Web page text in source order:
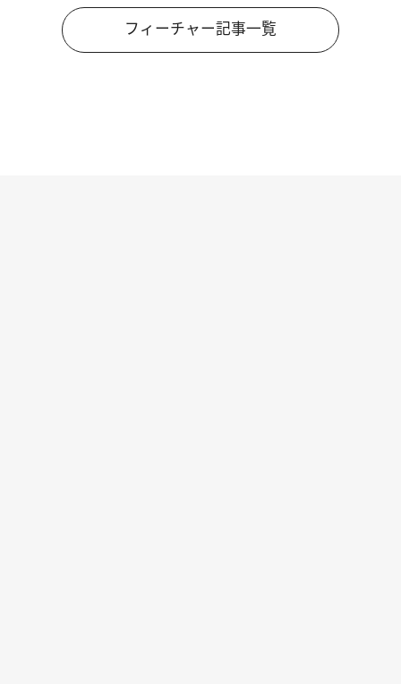
フィーチャー記事一覧